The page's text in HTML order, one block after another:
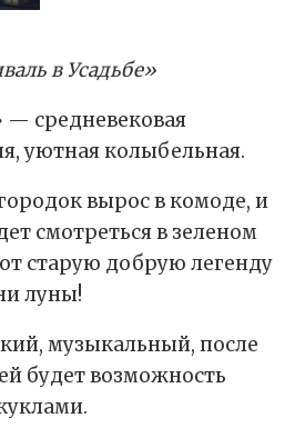
в Усадьбе»
— средневековая
уютная колыбельная.
вырос в комоде, и
смотреться в зеленом
старую добрую легенду
луны!
музыкальный, после
будет возможность